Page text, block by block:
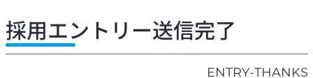
採用エントリー送信完了
ENTRY-THANKS